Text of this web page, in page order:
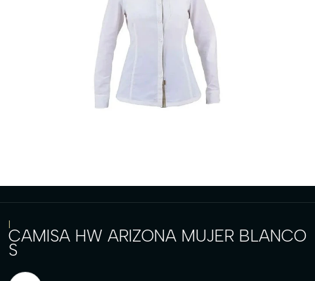
|
CAMISA HW ARIZONA MUJER BLANCO
S